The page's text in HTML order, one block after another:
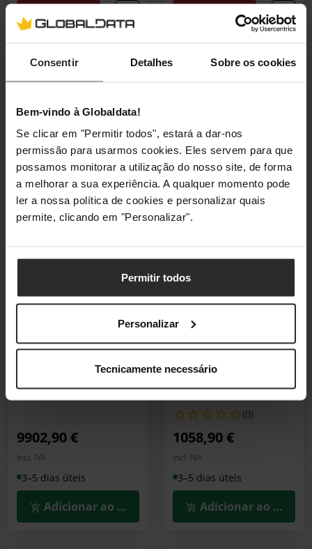
Consentir Detalhes Sobre os cookies
Bem-vindo à Globaldata!
Se clicar em "Permitir todos", estará a dar-nos
permissão para usarmos cookies. Eles servem para que
possamos monitorar a utilização do nosso site, de forma
a melhorar a sua experiência. A qualquer momento pode
ler a nossa política de cookies e personalizar quais
permite, clicando em "Personalizar".
Permitir todos
Personalizar
Tecnicamente necessário
🕶️ Óculos Oferta
Impressora
Lexmark XC4342 a
Laser Cores
(0)
2105,90 €
Incl. IVA
3–5 dias úteis
Adicionar ao Carrinho
🕶️ Óculos Oferta
Lexmark XM1342 a
916,90 €
Incl. IVA
3–5 dias úteis
Multifunções a Laser
Lexmark XC9635 Cores
25ppm
9902,90 €
Incl. IVA
3–5 dias úteis
Adicionar ao Carrinho
Impressora
Multifunções a Jato de
Tinta Lexmark
Cores Wi-Fi
50M7090
(0)
1058,90 €
Incl. IVA
3–5 dias úteis
Adicionar ao